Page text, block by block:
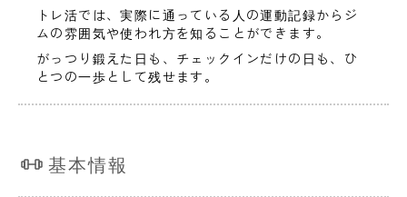
トレ活では、実際に通っている人の運動記録からジ
ムの雰囲気や使われ方を知ることができます。
がっつり鍛えた日も、チェックインだけの日も、ひ
とつの一歩として残せます。
基本情報